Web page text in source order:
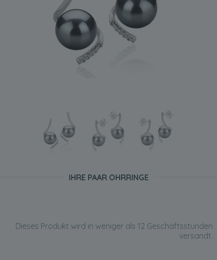
IHRE PAAR OHRRINGE
Dieses Produkt wird in weniger als 12 Geschäftsstunden
versandt.